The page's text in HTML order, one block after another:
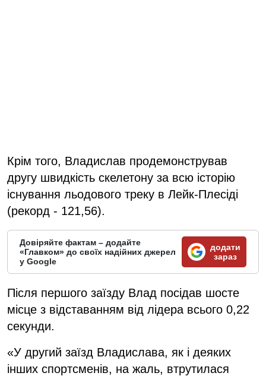
Крім того, Владислав продемонстрував
другу швидкість скелетону за всю історію
існування льодового треку в Лейк-Плесіді
(рекорд - 121,56).
Довіряйте фактам – додайте
«Главком» до своїх надійних джерел
у Google
додати
зараз
Після першого заїзду Влад посідав шосте
місце з відставанням від лідера всього 0,22
секунди.
«У другий заїзд Владислава, як і деяких
інших спортсменів, на жаль, втрутилася